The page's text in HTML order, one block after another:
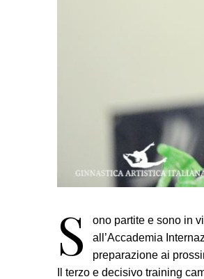
S
ono partite e sono in
all’Accademia
preparazione ai
Il terzo e decisivo training